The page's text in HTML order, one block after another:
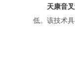
天康音
低。该技术